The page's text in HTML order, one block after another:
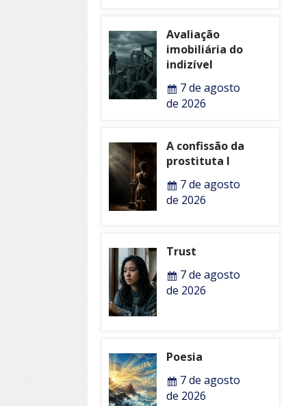
Avaliação
imobiliária do
indizível
7 de agosto
de 2026
A confissão da
prostituta I
7 de agosto
de 2026
Trust
7 de agosto
de 2026
Poesia
7 de agosto
de 2026